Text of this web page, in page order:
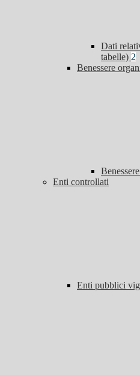
Dati
tabelle) 2
Benessere
Enti controllati
Enti pubblici